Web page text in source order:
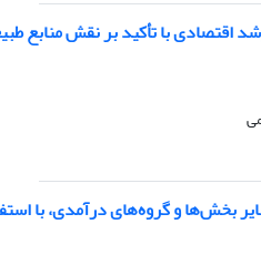
اقتصادی با تأکید بر نقش منابع
بخش‌ها و گروه‌های درآمدی، با